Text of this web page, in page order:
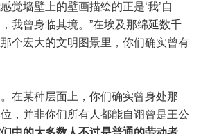
觉墙壁上的壁画描绘的正是‘我’自
我曾身临其境。”在埃及那绵延数千
个宏大的文明图景里，你们确实曾有
在某种层面上，你们确实曾身处那
，并非你们所有人都能自诩曾是王公